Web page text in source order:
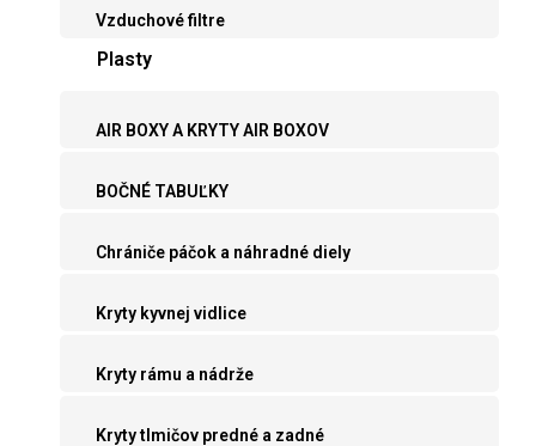
Vzduchové filtre
Plasty
AIR BOXY A KRYTY AIR BOXOV
BOČNÉ TABUĽKY
Chrániče páčok a náhradné diely
Kryty kyvnej vidlice
Kryty rámu a nádrže
Kryty tlmičov predné a zadné